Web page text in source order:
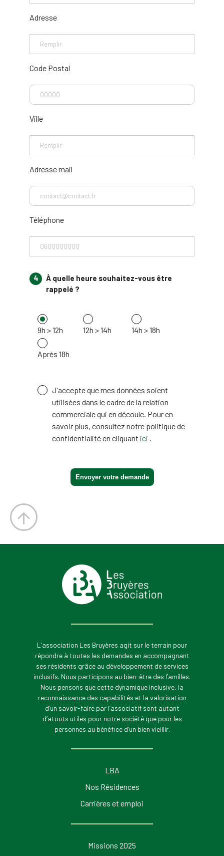
Adresse
Code Postal
Ville
Adresse mail
Téléphone
4
À quelle heure souhaitez-vous être
rappelé ?
9h > 12h 12h > 14h 14h > 18h
Après 18h
J'accepte que mes données soient
utilisées dans le cadre de la relation
commerciale qui en découle. Pour en
savoir plus, consultez notre politique de
confidentialité en cliquant ici .
L’association Les Bruyères agit sur le terrain pour
répondre à toutes les demandes en accompagnant
ses résidents grâce au développement de services
inclusifs. Nous participons au bien-être des familles.
Nous pensons que cette dynamique inclusive, la
reconnaissance des capabilités et la valorisation
d’un savoir-faire par l’associatif sont autant
d’atouts utiles pour notre société que pour les
personnes au bénéfice d’un bien vieillir.
LBA
Nos Résidences
Carrières et emploi
Missions 2025